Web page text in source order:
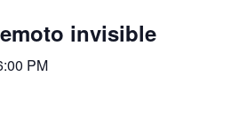
invisible
PM